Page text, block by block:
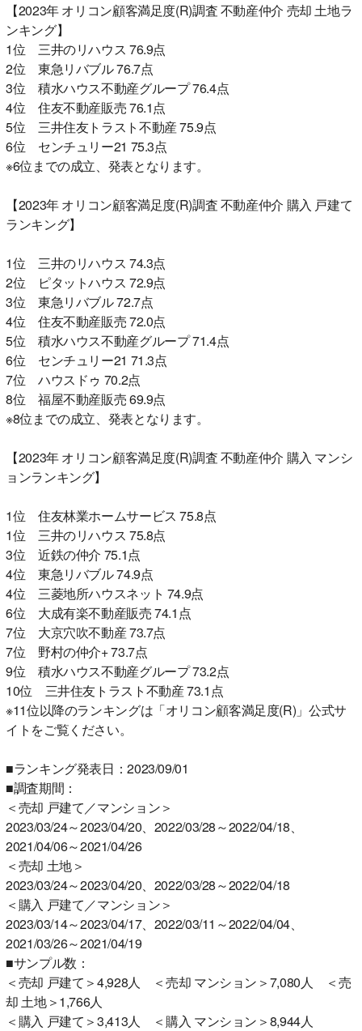
【2023年 オリコン顧客満足度(R)調査 不動産仲介 売却 土地ラ
ンキング】
1位 三井のリハウス 76.9点
2位 東急リバブル 76.7点
3位 積水ハウス不動産グループ 76.4点
4位 住友不動産販売 76.1点
5位 三井住友トラスト不動産 75.9点
6位 センチュリー21 75.3点
※6位までの成立、発表となります。
【2023年 オリコン顧客満足度(R)調査 不動産仲介 購入 戸建て
ランキング】
1位 三井のリハウス 74.3点
2位 ピタットハウス 72.9点
3位 東急リバブル 72.7点
4位 住友不動産販売 72.0点
5位 積水ハウス不動産グループ 71.4点
6位 センチュリー21 71.3点
7位 ハウスドゥ 70.2点
8位 福屋不動産販売 69.9点
※8位までの成立、発表となります。
【2023年 オリコン顧客満足度(R)調査 不動産仲介 購入 マンシ
ョンランキング】
1位 住友林業ホームサービス 75.8点
1位 三井のリハウス 75.8点
3位 近鉄の仲介 75.1点
4位 東急リバブル 74.9点
4位 三菱地所ハウスネット 74.9点
6位 大成有楽不動産販売 74.1点
7位 大京穴吹不動産 73.7点
7位 野村の仲介+ 73.7点
9位 積水ハウス不動産グループ 73.2点
10位 三井住友トラスト不動産 73.1点
※11位以降のランキングは「オリコン顧客満足度(R)」公式サ
イトをご覧ください。
■ランキング発表日：2023/09/01
■調査期間：
＜売却 戸建て／マンション＞
2023/03/24～2023/04/20、2022/03/28～2022/04/18、
2021/04/06～2021/04/26
＜売却 土地＞
2023/03/24～2023/04/20、2022/03/28～2022/04/18
＜購入 戸建て／マンション＞
2023/03/14～2023/04/17、2022/03/11～2022/04/04、
2021/03/26～2021/04/19
■サンプル数：
＜売却 戸建て＞4,928人 ＜売却 マンション＞7,080人 ＜売
却 土地＞1,766人
＜購入 戸建て＞3,413人 ＜購入 マンション＞8,944人